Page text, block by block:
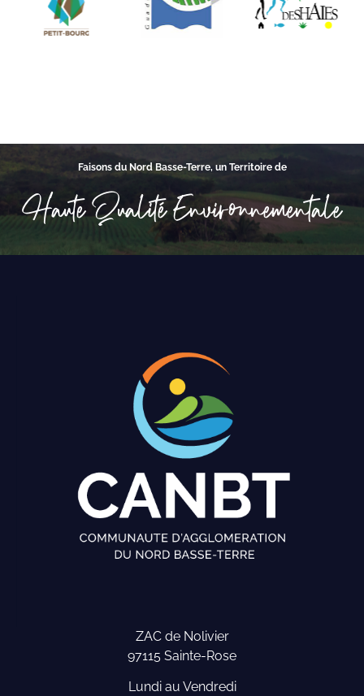
Faisons du Nord Basse-Terre, un Territoire de
Haute Qualité Environnementale
ZAC de Nolivier
97115 Sainte-Rose
Lundi au Vendredi